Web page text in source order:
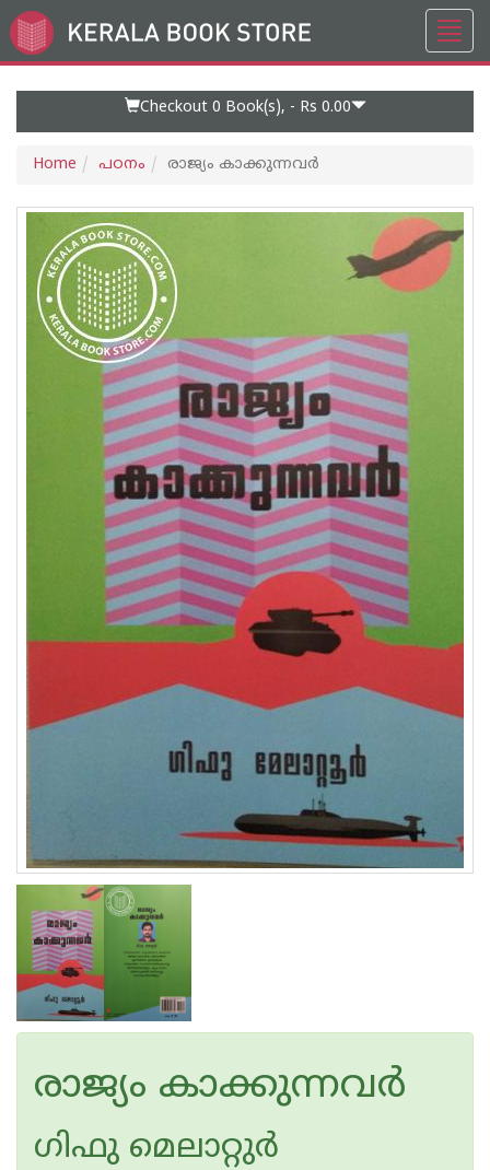
Go
to
Checkout 0 Book(s), - Rs 0.00
Home പഠനം രാജ്യം കാക്കുന്നവർ
രാജ്യം കാക്കുന്നവർ
ഗിഫു മെലാറ്റുര്‍‌